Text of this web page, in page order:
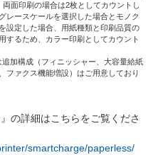
面印刷の場合は2枚としてカウントし
レースケールを選択した場合とモノク
設定した場合、用紙種類と印刷品質の
するため、カラー印刷としてカウント
加構成（フィニッシャー、大容量給紙
ファクス機能増設）はご用意しており
の詳細はこちらをご覧くださ
smartcharge/paperless/